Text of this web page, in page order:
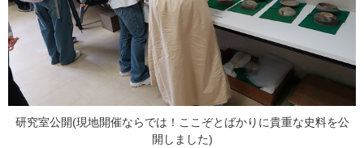
研究室公開(現地開催ならでは！ここぞとばかりに貴重な史料を公
開しました)